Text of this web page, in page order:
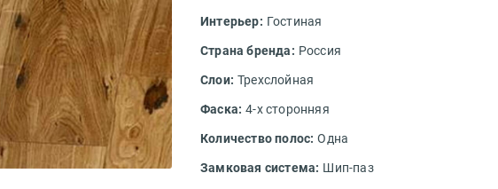
Интерьер: Гостиная
Страна бренда: Россия
Слои: Трехслойная
Фаска: 4-х сторонняя
Количество полос: Одна
Замковая система: Шип-паз